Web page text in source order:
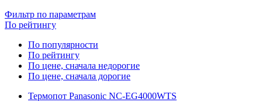
Фильтр по параметрам
По рейтингу
По популярности
По рейтингу
По цене, сначала недорогие
По цене, сначала дорогие
Термопот Panasonic NC-EG4000WTS